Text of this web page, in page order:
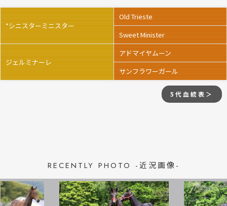
*シニスターミニスター
Old Trieste
Sweet Minister
ジェルミナーレ
アドマイヤムーン
サンフラワーガール
5代血統表＞
RECENTLY PHOTO -近況画像-